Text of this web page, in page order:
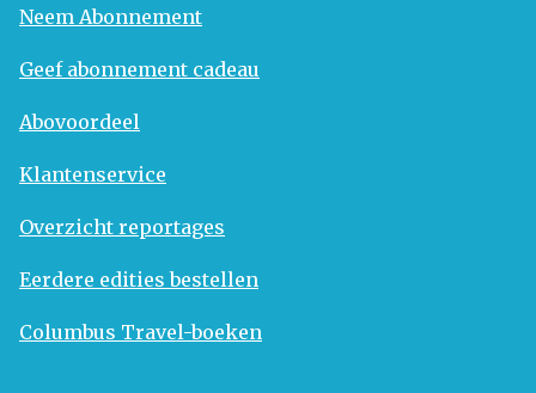
Neem Abonnement
Geef abonnement cadeau
Abovoordeel
Klantenservice
Overzicht reportages
Eerdere edities bestellen
Columbus Travel-boeken